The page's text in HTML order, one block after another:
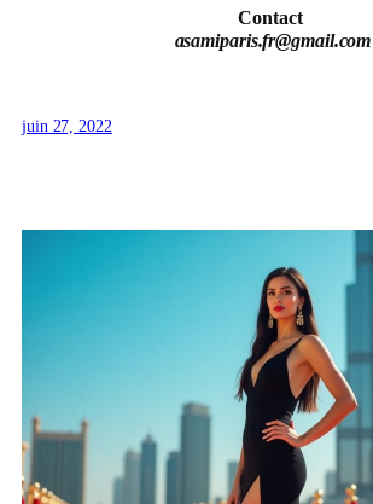
Contact
asamiparis.fr@gmail.com
juin 27, 2022